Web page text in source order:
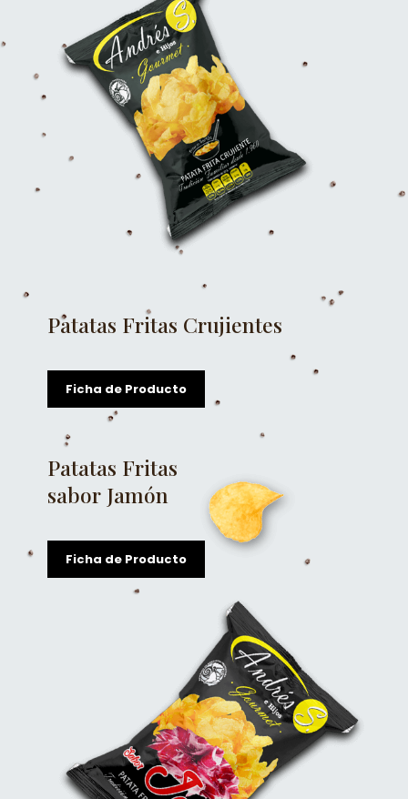
Patatas Fritas Crujientes
Ficha de Producto
Patatas Fritas
sabor Jamón
Ficha de Producto